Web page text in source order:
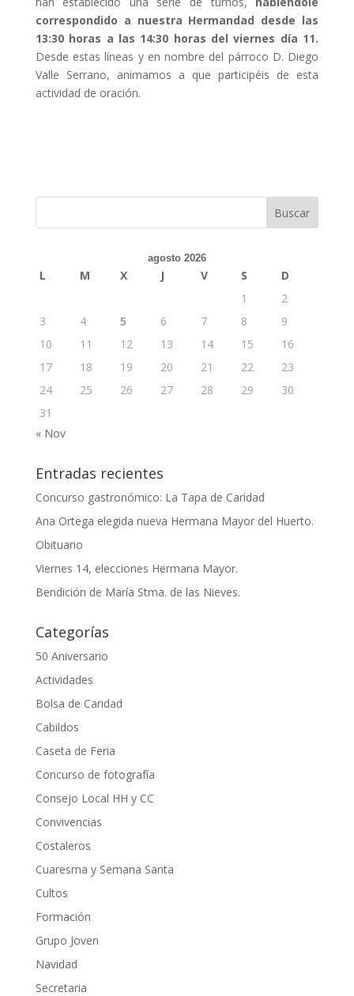
correspondido a nuestra Hermandad desde las
13:30 horas a las 14:30 horas del viernes día 11.
Desde estas líneas y en nombre del párroco D. Diego
Valle Serrano, animamos a que participéis de esta
actividad de oración.
agosto 2026
L M X J V S
D
1
2
3
4 5 6 7 8
9
10
11 12 13 14 15
16
17
18 19 20 21 22
23
24
25 26 27 28 29
30
31
« Nov
Entradas recientes
Concurso gastronómico: La Tapa de Caridad
Ana Ortega elegida nueva Hermana Mayor del Huerto.
Obituario
Viernes 14, elecciones Hermana Mayor.
Bendición de María Stma. de las Nieves.
Categorías
50 Aniversario
Actividades
Bolsa de Caridad
Cabildos
Caseta de Feria
Concurso de fotografía
Consejo Local HH y CC
Convivencias
Costaleros
Cuaresma y Semana Santa
Cultos
Formación
Grupo Joven
Navidad
Secretaria